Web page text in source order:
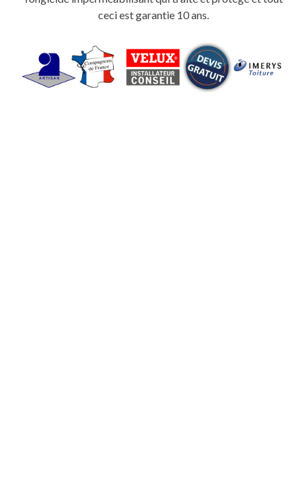
ceci est garantie 10 ans.